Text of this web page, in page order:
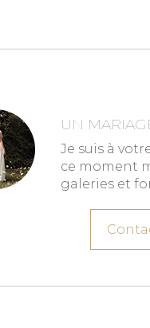
UN
Je suis à
ce moment
galeries et